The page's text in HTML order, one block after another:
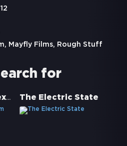
Mayfly Films, Rough Stuff
for
Good Vibrations - Sex vom anderen Stern The Electric State